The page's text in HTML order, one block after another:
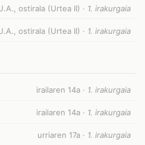
ostirala (Urtea II) · 1. irakurgaia
ostirala (Urtea II) · 1. irakurgaia
irailaren 14a · 1. irakurgaia
irailaren 14a · 1. irakurgaia
urriaren 17a · 1. irakurgaia